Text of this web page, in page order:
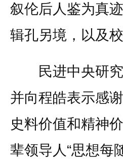
叙伦后人鉴为真
辑孔另境，以及
民进中央研究
并向程皓表示感
史料价值和精神
辈领导人“思想每